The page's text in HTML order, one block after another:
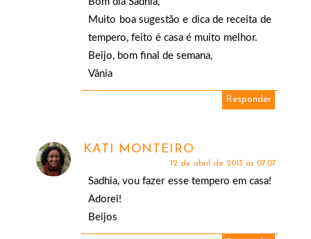
Muito boa sugestão e dica de receita de
tempero, feito é casa é muito melhor.
Beijo, bom final de semana,
Vânia
Responder
KATI MONTEIRO
12 de abril de 2013 às 07:07
Sadhia, vou fazer esse tempero em casa!
Adorei!
Beijos